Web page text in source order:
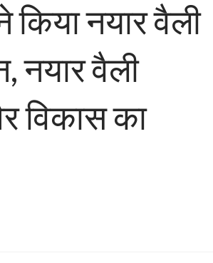
किया नयार वैली
नयार वैली
विकास का